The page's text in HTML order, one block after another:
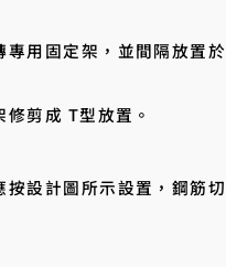
用固定架，並間隔放置於
剪成 T型放置。
設計圖所示設置，鋼筋切